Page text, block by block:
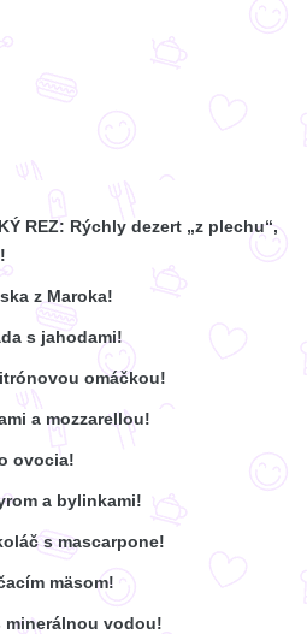
REZ: Rýchly dezert „z plechu“,
z Maroka!
s jahodami!
omáčkou!
a mozzarellou!
ovocia!
a bylinkami!
s mascarpone!
mäsom!
minerálnou vodou!